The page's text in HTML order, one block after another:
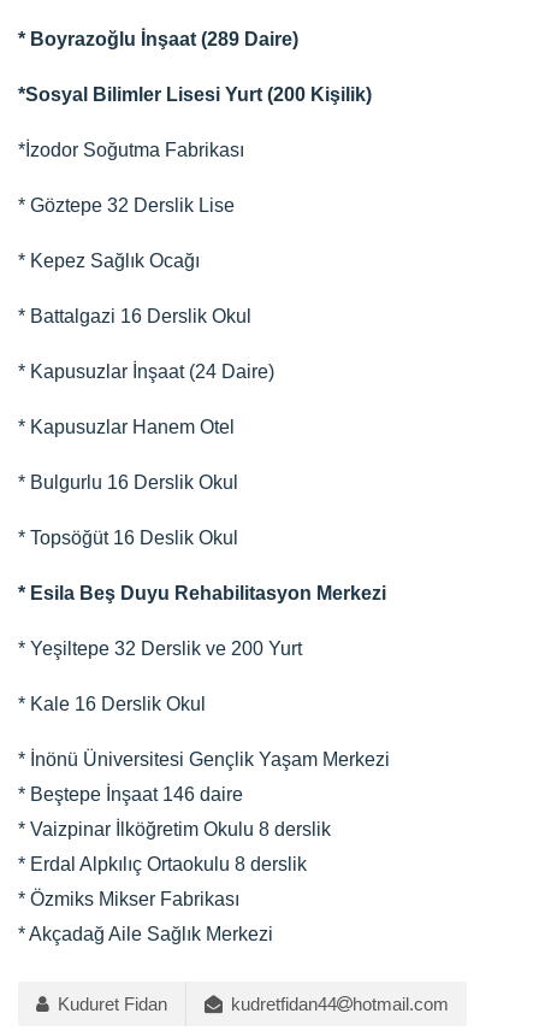
* Boyrazoğlu İnşaat (289 Daire)
*Sosyal Bilimler Lisesi Yurt (200 Kişilik)
*İzodor Soğutma Fabrikası
* Göztepe 32 Derslik Lise
* Kepez Sağlık Ocağı
* Battalgazi 16 Derslik Okul
* Kapusuzlar İnşaat (24 Daire)
* Kapusuzlar Hanem Otel
* Bulgurlu 16 Derslik Okul
* Topsöğüt 16 Deslik Okul
* Esila Beş Duyu Rehabilitasyon Merkezi
* Yeşiltepe 32 Derslik ve 200 Yurt
* Kale 16 Derslik Okul
* İnönü Üniversitesi Gençlik Yaşam Merkezi
* Beştepe İnşaat 146 daire
* Vaizpinar İlköğretim Okulu 8 derslik
* Erdal Alpkılıç Ortaokulu 8 derslik
* Özmiks Mikser Fabrikası
* Akçadağ Aile Sağlık Merkezi
Kuduret Fidan kudretfidan44 hotmail.com